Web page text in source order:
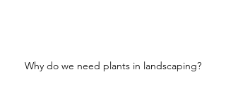
Why do we need plants in landscaping?